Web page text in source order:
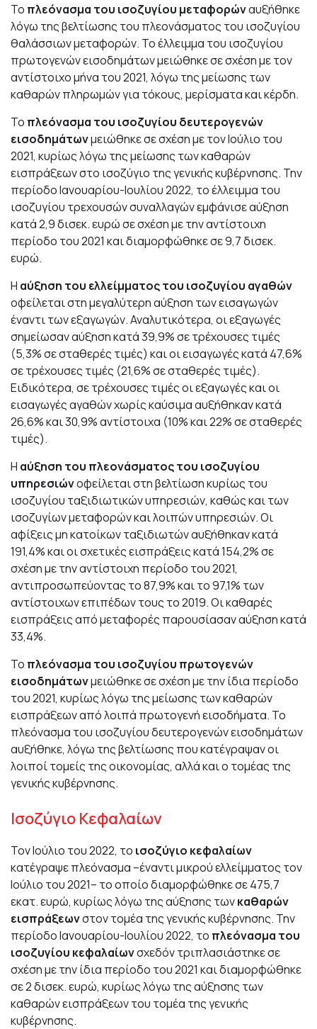
Το πλεόνασμα του ισοζυγίου μεταφορώναυξήθηκε
λόγω της βελτίωσης του πλεονάσματος του ισοζυγίου
θαλάσσιων μεταφορών. Το έλλειμμα του ισοζυγίου
πρωτογενών εισοδημάτων μειώθηκε σε σχέση με τον
αντίστοιχο μήνα του 2021, λόγω της μείωσης των
καθαρών πληρωμών για τόκους, μερίσματα και κέρδη.
Το πλεόνασμα του ισοζυγίου δευτερογενών
εισοδημάτωνμειώθηκε σε σχέση με τον Ιούλιο του
2021, κυρίως λόγω της μείωσης των καθαρών
εισπράξεων στο ισοζύγιο της γενικής κυβέρνησης. Την
περίοδο Ιανουαρίου-Ιουλίου 2022, το έλλειμμα του
ισοζυγίου τρεχουσών συναλλαγών εμφάνισε αύξηση
κατά 2,9 δισεκ. ευρώ σε σχέση με την αντίστοιχη
περίοδο του 2021 και διαμορφώθηκε σε 9,7 δισεκ.
ευρώ.
Η αύξηση του ελλείμματος του ισοζυγίου αγαθών
οφείλεται στη μεγαλύτερη αύξηση των εισαγωγών
έναντι των εξαγωγών. Αναλυτικότερα, οι εξαγωγές
σημείωσαν αύξηση κατά 39,9% σε τρέχουσες τιμές
(5,3% σε σταθερές τιμές) και οι εισαγωγές κατά 47,6%
σε τρέχουσες τιμές (21,6% σε σταθερές τιμές).
Ειδικότερα, σε τρέχουσες τιμές οι εξαγωγές και οι
εισαγωγές αγαθών χωρίς καύσιμα αυξήθηκαν κατά
26,6% και 30,9% αντίστοιχα (10% και 22% σε σταθερές
τιμές).
Η αύξηση του πλεονάσματος του ισοζυγίου
υπηρεσιώνοφείλεται στη βελτίωση κυρίως του
ισοζυγίου ταξιδιωτικών υπηρεσιών, καθώς και των
ισοζυγίων μεταφορών και λοιπών υπηρεσιών. Οι
αφίξεις μη κατοίκων ταξιδιωτών αυξήθηκαν κατά
191,4% και οι σχετικές εισπράξεις κατά 154,2% σε
σχέση με την αντίστοιχη περίοδο του 2021,
αντιπροσωπεύοντας το 87,9% και το 97,1% των
αντίστοιχων επιπέδων τους το 2019. Οι καθαρές
εισπράξεις από μεταφορές παρουσίασαν αύξηση κατά
33,4%.
Το πλεόνασμα του ισοζυγίου πρωτογενών
εισοδημάτωνμειώθηκε σε σχέση με την ίδια περίοδο
του 2021, κυρίως λόγω της μείωσης των καθαρών
εισπράξεων από λοιπά πρωτογενή εισοδήματα. Το
πλεόνασμα του ισοζυγίου δευτερογενών εισοδημάτων
αυξήθηκε, λόγω της βελτίωσης που κατέγραψαν οι
λοιποί τομείς της οικονομίας, αλλά και ο τομέας της
γενικής κυβέρνησης.
Ισοζύγιο Κεφαλαίων
Τον Ιούλιο του 2022, το ισοζύγιο κεφαλαίων
κατέγραψε πλεόνασμα –έναντι μικρού ελλείμματος τον
Ιούλιο του 2021– το οποίο διαμορφώθηκε σε 475,7
εκατ. ευρώ, κυρίως λόγω της αύξησης τωνκαθαρών
εισπράξεωνστον τομέα της γενικής κυβέρνησης. Την
περίοδο Ιανουαρίου-Ιουλίου 2022, το πλεόνασμα του
ισοζυγίου κεφαλαίωνσχεδόν τριπλασιάστηκε σε
σχέση με την ίδια περίοδο του 2021 και διαμορφώθηκε
σε 2 δισεκ. ευρώ, κυρίως λόγω της αύξησης των
καθαρών εισπράξεων του τομέα της γενικής
κυβέρνησης.